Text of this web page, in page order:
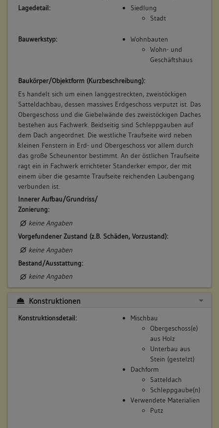
Lagedetail:
Siedlung
Stadt
Bauwerkstyp:
Wohnbauten
Wohn- und
Geschäftshaus
Baukörper/Objektform (Kurzbeschreibung):
Es handelt sich um einen langgestreckten, zweistöckigen
Satteldachbau, dessen massives Erdgeschoss verputzt ist. Das
Obergeschoss und die Giebelwände des zweistöckigen Daches
bestehen aus Fachwerk. Beidseitig sind Schleppgauben auf
dem Dach angeordnet. Die westliche Traufseite wird neben
kleinen Fenstern in Erd- und Obergeschoss vor allem durch
das große Scheunentor bestimmt. An der östlichen Traufseite
ragt ein in Fachwerk errichteter Standerker empor, der mit
einem über die gesamte Traufseite reichenden Laubengang
verbunden ist.
Innerer Aufbau/Grundriss/
Zonierung:
keine Angaben
Vorgefundener Zustand (z.B. Schäden, Vorzustand):
keine Angaben
Bestand/Ausstattung:
keine Angaben
Konstruktionen
Konstruktionsdetail:
Mischbau
Obergeschoss(e)
aus Holz
Unterbau aus
Stein (gestelzt)
Dachform
Satteldach
Schleppgaube(n)
Verwendete Materialien
Putz